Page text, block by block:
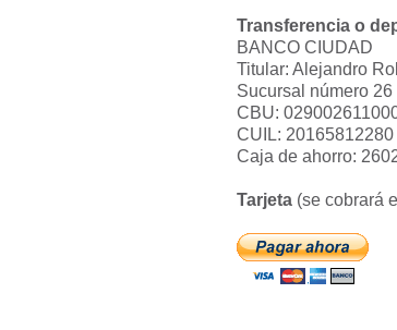
Transferencia o
BANCO CIUDAD
Titular: Alejandro
Sucursal número 26
CBU:
CUIL: 20165812280
Caja de ahorro:
Tarjeta(se cobrará